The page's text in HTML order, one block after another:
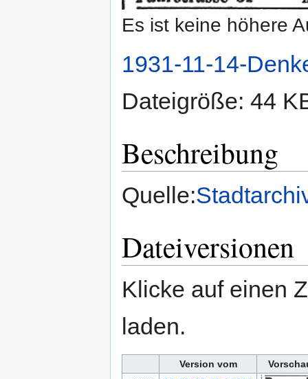
Es ist keine höhere
1931-11-14-
Dateigröße: 44
Beschreibung
Quelle:
Dateiversionen
Klicke auf einen
laden.
Version vom